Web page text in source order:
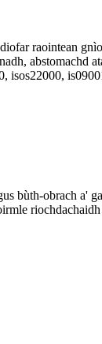
raointean
abstomachd
bùth-obrach a'